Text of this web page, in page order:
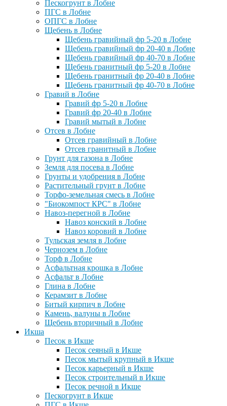
Пескогрунт в Лобне
ПГС в Лобне
ОПГС в Лобне
Щебень в Лобне
Щебень гравийный фр 5-20 в Лобне
Щебень гравийный фр 20-40 в Лобне
Щебень гравийный фр 40-70 в Лобне
Щебень гранитный фр 5-20 в Лобне
Щебень гранитный фр 20-40 в Лобне
Щебень гранитный фр 40-70 в Лобне
Гравий в Лобне
Гравий фр 5-20 в Лобне
Гравий фр 20-40 в Лобне
Гравий мытый в Лобне
Отсев в Лобне
Отсев гравийный в Лобне
Отсев гранитный в Лобне
Грунт для газона в Лобне
Земля для посева в Лобне
Грунты и удобрения в Лобне
Растительный грунт в Лобне
Торфо-земельная смесь в Лобне
"Биокомпост КРС" в Лобне
Навоз-перегной в Лобне
Навоз конский в Лобне
Навоз коровий в Лобне
Тульская земля в Лобне
Чернозем в Лобне
Торф в Лобне
Асфальтная крошка в Лобне
Асфальт в Лобне
Глина в Лобне
Керамзит в Лобне
Битый кирпич в Лобне
Камень, валуны в Лобне
Щебень вторичный в Лобне
Икша
Песок в Икше
Песок сеяный в Икше
Песок мытый крупный в Икше
Песок карьерный в Икше
Песок строительный в Икше
Песок речной в Икше
Пескогрунт в Икше